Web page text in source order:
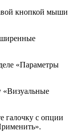
кнопкой мыши
«Параметры
«Визуальные
галочку с опции